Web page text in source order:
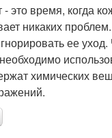
- это время, когда
никаких
ее
химических